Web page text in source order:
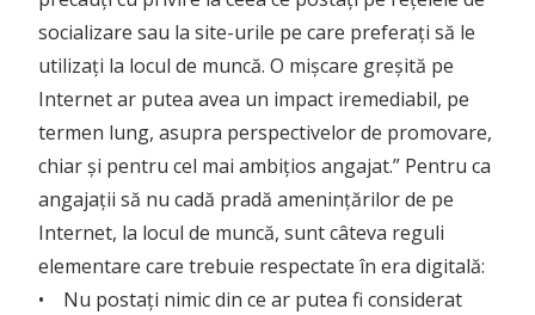
socializare sau la site-urile pe care preferați să le
utilizați la locul de muncă. O mișcare greșită pe
Internet ar putea avea un impact iremediabil, pe
termen lung, asupra perspectivelor de promovare,
chiar și pentru cel mai ambițios angajat.” Pentru ca
angajații să nu cadă pradă amenințărilor de pe
Internet, la locul de muncă, sunt câteva reguli
elementare care trebuie respectate în era digitală:
• Nu postați nimic din ce ar putea fi considerat